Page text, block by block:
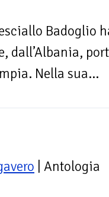
Badoglio
dall’Albania,
Nella sua...
| Antologia